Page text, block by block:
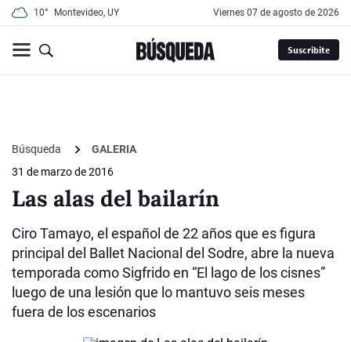
10° Montevideo, UY viernes 07 de agosto de 2026
Suscribite
Búsqueda
GALERIA
31 de marzo de 2016
Las alas del bailarín
Ciro Tamayo, el español de 22 años que es figura
principal del Ballet Nacional del Sodre, abre la nueva
temporada como Sigfrido en “El lago de los cisnes”
luego de una lesión que lo mantuvo seis meses
fuera de los escenarios